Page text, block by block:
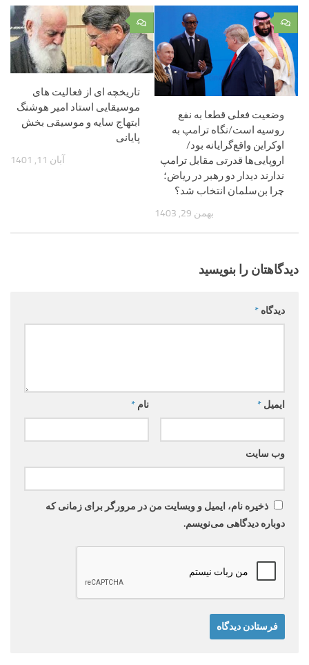
۰
تاریخچه ای از فعالیت های
موسیقایی استاد امیر هوشنگ
ابتهاج سایه و موسیقی بخش
پایانی
آبان 11, 1401
۰
وضعیت فعلی قطعا به نفع
روسیه است/نگاه ترامپ به
اوکراین واقع‌گرایانه بود/
اروپایی‌ها قدرتی مقابل ترامپ
ندارند دیدار دو رهبر در ریاض؛
چرا بن‌سلمان انتخاب شد؟
بهمن 29, 1403
دیدگاهتان را بنویسید
دیدگاه *
نام * ایمیل *
وب‌ سایت
ذخیره نام، ایمیل و وبسایت من در مرورگر برای زمانی که
دوباره دیدگاهی می‌نویسم.